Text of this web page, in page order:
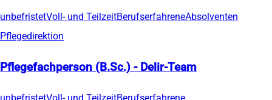
unbefristetVoll- und TeilzeitBerufserfahreneAbsolventen
Pflegedirektion
Pflegefachperson (B.Sc.) - Delir-Team